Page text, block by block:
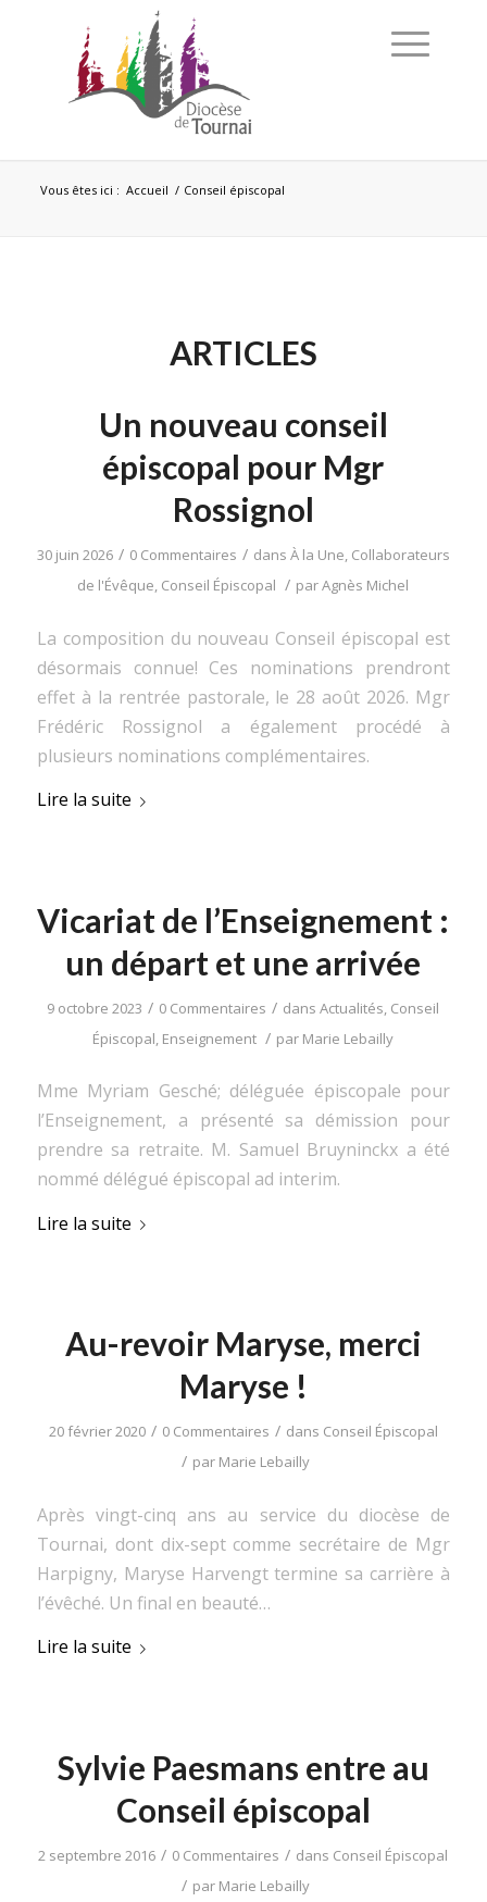
Vous êtes ici : Accueil / Conseil épiscopal
ARTICLES
Un nouveau conseil
épiscopal pour Mgr
Rossignol
30 juin 2026 / 0 Commentaires / dans À la Une, Collaborateurs
de l'Évêque, Conseil Épiscopal / parAgnès Michel
La composition du nouveau Conseil épiscopal est
désormais connue! Ces nominations prendront
effet à la rentrée pastorale, le 28 août 2026. Mgr
Frédéric Rossignol a également procédé à
plusieurs nominations complémentaires.
Lire la suite
Vicariat de l’Enseignement :
un départ et une arrivée
9 octobre 2023 / 0 Commentaires / dansActualités Conseil
Épiscopal Enseignement / par Marie Lebailly
Mme Myriam Gesché; déléguée épiscopale pour
l’Enseignement, a présenté sa démission pour
prendre sa retraite. M. Samuel Bruyninckx a été
nommé délégué épiscopal ad interim.
Lire la suite
Au-revoir Maryse, merci
Maryse !
20 février 2020 / 0 Commentaires / dans Conseil Épiscopal
/ par Marie Lebailly
Après vingt-cinq ans au service du diocèse de
Tournai, dont dix-sept comme secrétaire de Mgr
Harpigny, Maryse Harvengt termine sa carrière à
l’évêché. Un final en beauté…
Lire la suite
Sylvie Paesmans entre au
Conseil épiscopal
2 septembre 2016 / 0 Commentaires / dans Conseil Épiscopal
/ par Marie Lebailly